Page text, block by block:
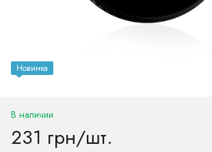
Новинка
В наличии
231 грн/шт.